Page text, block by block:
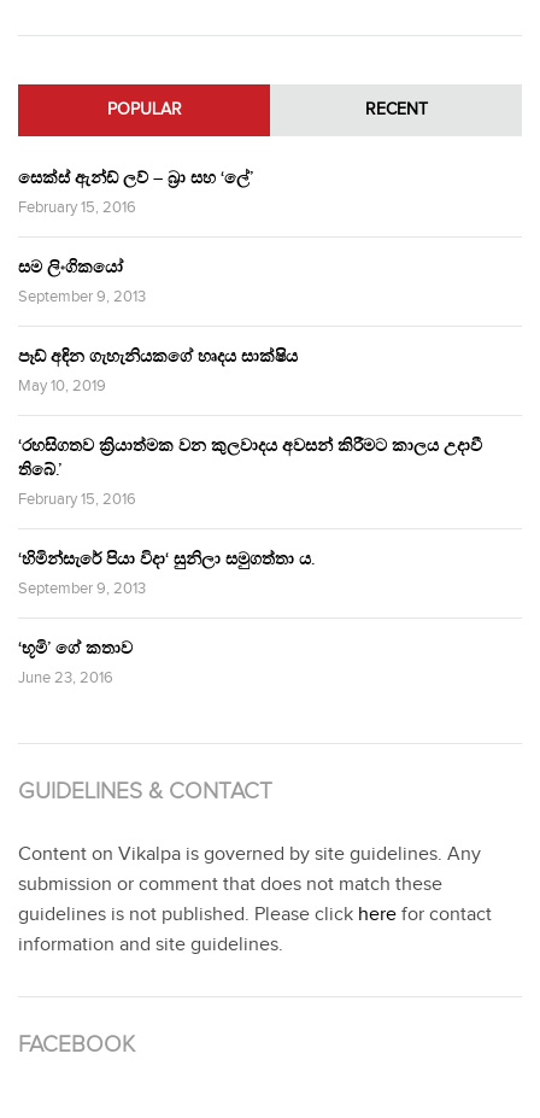
POPULAR RECENT
සෙක්ස් ඇන්ඩ් ලව් – බ්‍රා සහ ‘ලේ’
February 15, 2016
සම ලිංගිකයෝ
September 9, 2013
පෑඩ් අඳින ගැහැනියකගේ හෘදය සාක්ෂිය
May 10, 2019
‘රහසිගතව ක්‍රියාත්මක වන කුලවාදය අවසන් කිරීමට කාලය උදාවී
තිබේ.’
February 15, 2016
‘හිමින්සැරේ පියා විදා‘ සුනිලා සමුගත්තා ය.
September 9, 2013
‘භූමි’ ගේ කතාව
June 23, 2016
GUIDELINES & CONTACT
Content on Vikalpa is governed by site guidelines. Any
submission or comment that does not match these
guidelines is not published. Please click here for contact
information and site guidelines.
FACEBOOK